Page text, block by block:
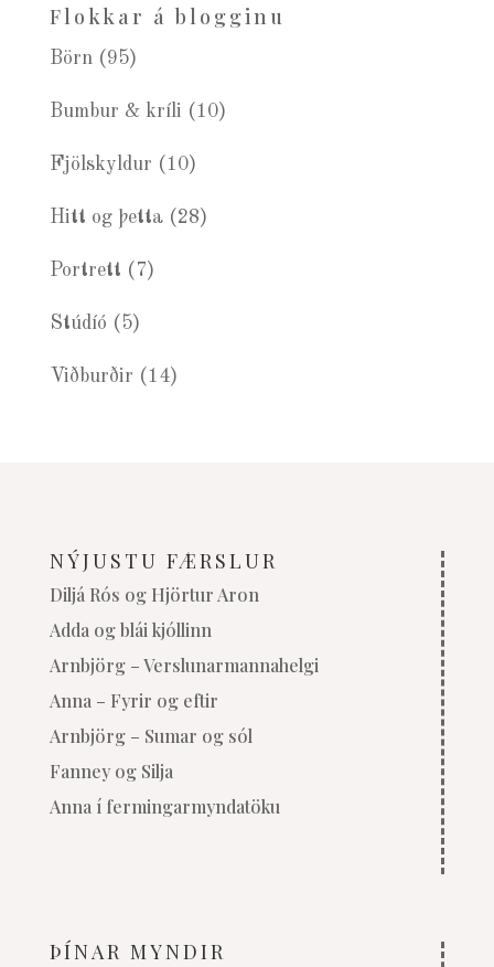
Flokkar á blogginu
Börn(95)
Bumbur & kríli (10)
Fjölskyldur (10)
Hitt og þetta(28)
Portrett (7)
Stúdíó (5)
Viðburðir (14)
NÝJUSTU FÆRSLUR
Diljá Rós og Hjörtur Aron
Adda og blái kjóllinn
Arnbjörg – Verslunarmannahelgi
Anna – Fyrir og eftir
Arnbjörg – Sumar og sól
Fanney og Silja
Anna í fermingarmyndatöku
ÞÍNAR MYNDIR